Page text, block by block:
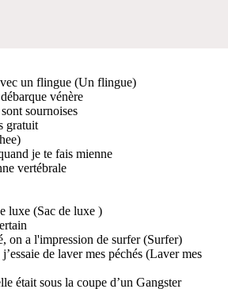
un flingue (Un flingue)
vénère
sournoises
gratuit
je te fais mienne
vertébrale
luxe (Sac de luxe )
on a l'impression de surfer (Surfer)
de laver mes péchés (Laver mes
était sous la coupe d’un Gangster